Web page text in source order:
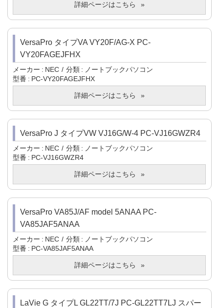
詳細ページはこちら
VersaPro タイプVA VY20F/AG-X PC-
VY20FAGEJFHX
メーカー NEC 分類
ノートブックパソコン
型番
PC-VY20FAGEJFHX
詳細ページはこちら
VersaPro J タイプVW VJ16G/W-4 PC-VJ16GWZR4
メーカー NEC 分類
ノートブックパソコン
型番
PC-VJ16GWZR4
詳細ページはこちら
VersaPro VA85J/AF model 5ANAA PC-
VA85JAF5ANAA
メーカー NEC 分類
ノートブックパソコン
型番
PC-VA85JAF5ANAA
詳細ページはこちら
LaVie G タイプL GL22TT/7J PC-GL22TT7LJ スパー